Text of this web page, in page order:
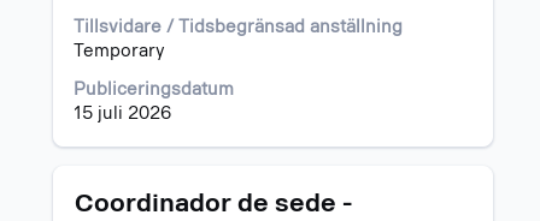
Tillsvidare / Tidsbegränsad anställning
Temporary
Publiceringsdatum
15 juli 2026
visa
allt
i
jobbeskrivningen.
Titel
Coordinador de sede -
Klicka